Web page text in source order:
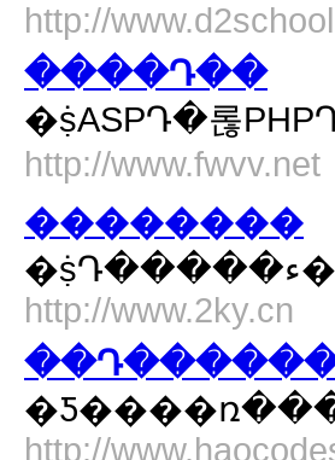
http://
����Դ��
http://www.fwvv.net
��������
http://www.2ky.cn
http://